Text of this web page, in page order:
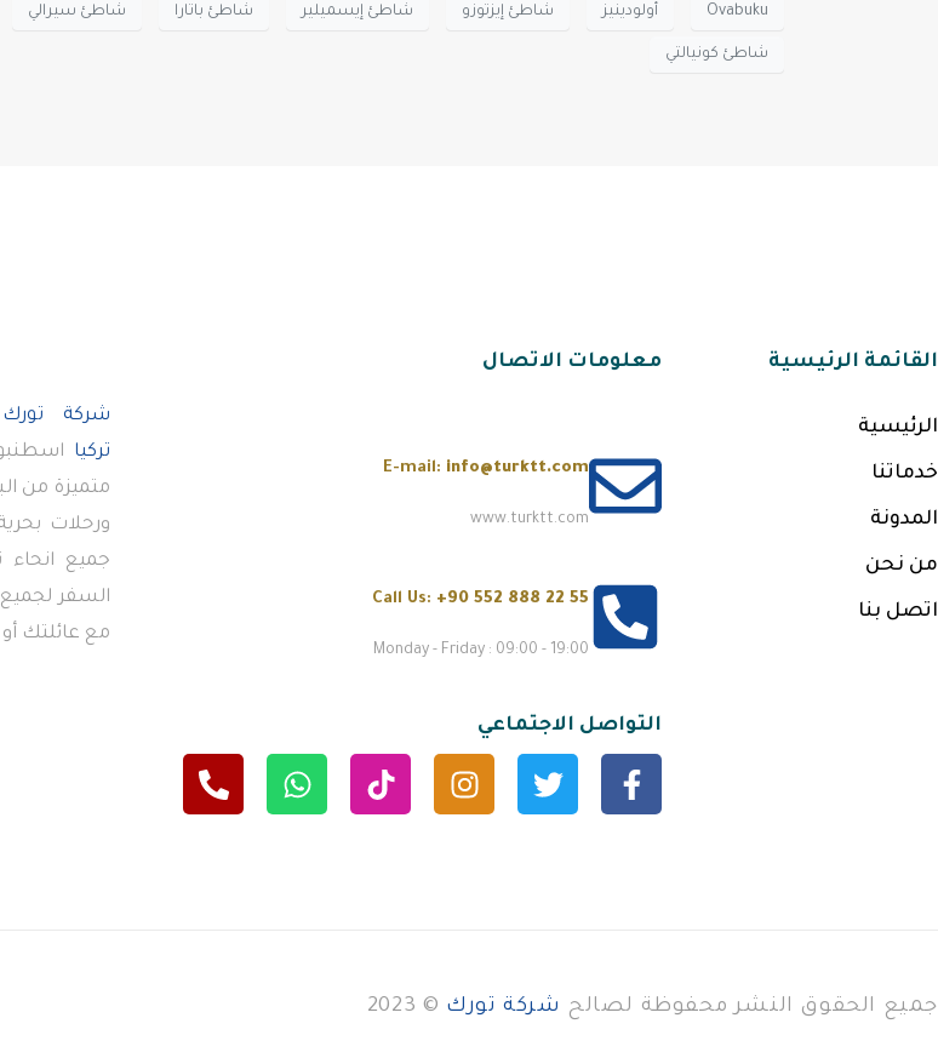
Ovabuku أولودينيز شاطئ إيزتوزو شاطئ إيسميلير شاطئ باتارا شاطئ سيرالي
شاطئ كونيالتي
القائمة الرئيسية
الرئيسية
خدماتنا
المدونة
من نحن
اتصل بنا
معلومات الاتصال
E-mail: info@turktt.com
www.turktt.com
Call Us: +90 552 888 22 55
Monday - Friday : 09:00 - 19:00
التواصل الاجتماعي
شركة تورك
تركيا
متميزة من
ورحلات
جميع انحاء
السفر لجميع
مع عائلتك
جميع الحقوق النشر محفوظة لصالح شركة تورك © 2023